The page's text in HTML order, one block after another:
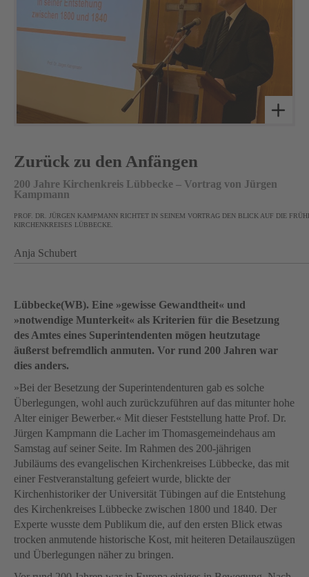
Zurück zu den Anfängen
200 Jahre Kirchenkreis Lübbecke – Vortrag von Jürgen
Kampmann
PROF. DR. JÜRGEN KAMPMANN RICHTET IN SEINEM VORTRAG DEN BLICK AUF DIE
KIRCHENKREISES LÜBBECKE.
Anja Schubert
Lübbecke(WB). Eine »gewisse Gewandtheit« und
»notwendige Munterkeit« als Kriterien für die Besetzung
des Amtes eines Superintendenten mögen heutzutage
äußerst befremdlich anmuten. Vor rund 200 Jahren war
dies anders.
»Bei der Besetzung der Superintendenturen gab es solche
Überlegungen, wohl auch zurückzuführen auf das mitunter hohe
Alter einiger Bewerber.« Mit dieser Feststellung hatte Prof. Dr.
Jürgen Kampmann die Lacher im Thomasgemeindehaus am
Samstag auf seiner Seite. Im Rahmen des 200-jährigen
Jubiläums des evangelischen Kirchenkreises Lübbecke, das mit
einer Festveranstaltung gefeiert wurde, blickte der
Kirchenhistoriker der Universität Tübingen auf die Entstehung
des Kirchenkreises Lübbecke zwischen 1800 und 1840. Der
Experte wusste dem Publikum die, auf den ersten Blick etwas
trocken anmutende historische Kost, mit heiteren Detailauszügen
und Überlegungen näher zu bringen.